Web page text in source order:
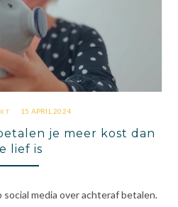
15 APRIL 2024
je meer kost dan
lief is
social media over achteraf betalen.